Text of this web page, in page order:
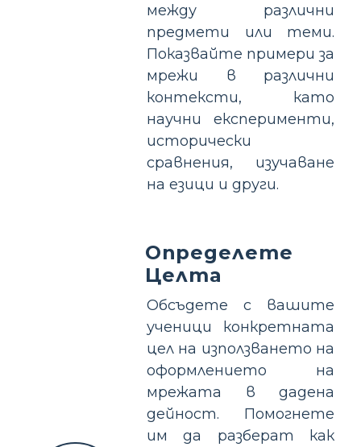
между различни
предмети или теми.
Показвайте примери за
мрежи в различни
контексти, като
научни експерименти,
исторически
сравнения, изучаване
на езици и други.
Определете
Целта
Обсъдете с вашите
ученици конкретната
цел на използването на
оформлението на
мрежата в дадена
дейност. Помогнете
им да разберат как